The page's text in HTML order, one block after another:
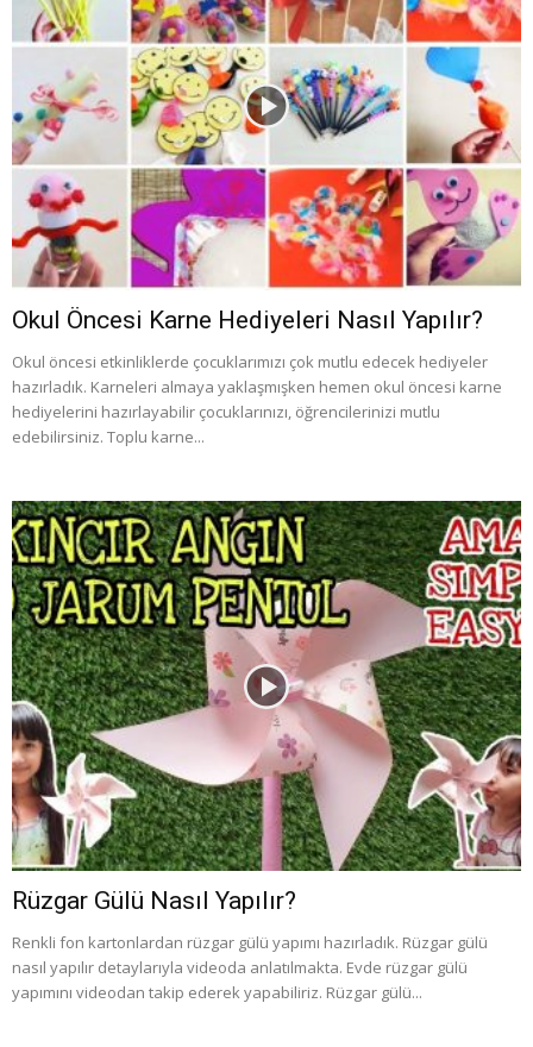
Okul Öncesi Karne Hediyeleri Nasıl Yapılır?
Okul öncesi etkinliklerde çocuklarımızı çok mutlu edecek hediyeler
hazırladık. Karneleri almaya yaklaşmışken hemen okul öncesi karne
hediyelerini hazırlayabilir çocuklarınızı, öğrencilerinizi mutlu
edebilirsiniz. Toplu karne...
Rüzgar Gülü Nasıl Yapılır?
Renkli fon kartonlardan rüzgar gülü yapımı hazırladık. Rüzgar gülü
nasıl yapılır detaylarıyla videoda anlatılmakta. Evde rüzgar gülü
yapımını videodan takip ederek yapabiliriz. Rüzgar gülü...